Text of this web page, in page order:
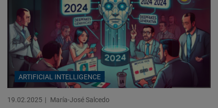
ARTIFICIAL INTELLIGENCE
19.02.2025 María-José Salcedo